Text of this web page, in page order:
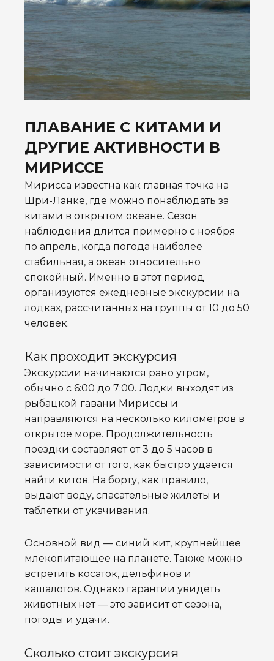
ПЛАВАНИЕ С КИТАМИ И
ДРУГИЕ АКТИВНОСТИ В
МИРИССЕ
Мирисса известна как главная точка на
Шри-Ланке, где можно понаблюдать за
китами в открытом океане. Сезон
наблюдения длится примерно с ноября
по апрель, когда погода наиболее
стабильная, а океан относительно
спокойный. Именно в этот период
организуются ежедневные экскурсии на
лодках, рассчитанных на группы от 10 до 50
человек.
Как проходит экскурсия
Экскурсии начинаются рано утром,
обычно с 6:00 до 7:00. Лодки выходят из
рыбацкой гавани Мириссы и
направляются на несколько километров в
открытое море. Продолжительность
поездки составляет от 3 до 5 часов в
зависимости от того, как быстро удаётся
найти китов. На борту, как правило,
выдают воду, спасательные жилеты и
таблетки от укачивания.
Основной вид — синий кит, крупнейшее
млекопитающее на планете. Также можно
встретить косаток, дельфинов и
кашалотов. Однако гарантии увидеть
животных нет — это зависит от сезона,
погоды и удачи.
Сколько стоит экскурсия